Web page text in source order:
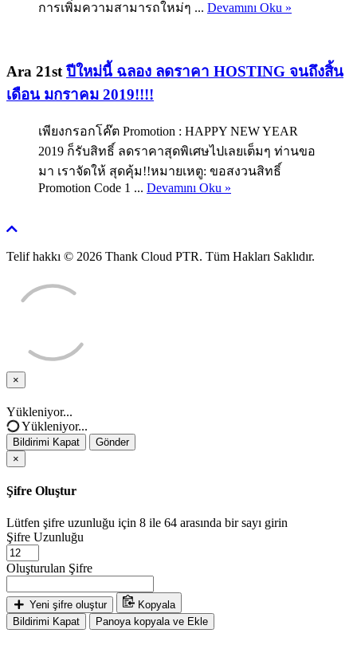
การเพิ่มความสามารถใหม่ๆ ... Devamını Oku »
Ara 21stปีใหม่นี้ ฉลอง ลดราคา HOSTING จนถึงสิ้น
เดือน มกราคม 2019!!!!
เพียงกรอกโค๊ต Promotion : HAPPY NEW YEAR
2019 ก็รับสิทธิ์ ลดราคาสุดพิเศษไปเลยเต็มๆ ท่านขอ
มา เราจัดให้ สุดคุ้ม!!หมายเหตู: ขอสงวนสิทธิ์
Promotion Code 1 ... Devamını Oku »
Telif hakkı © 2026 Thank Cloud PTR. Tüm Hakları Saklıdır.
×
Bildirimi
Yükleniyor...
Yükleniyor...
Bildirimi Kapat
Gönder
×
Şifre Oluştur
Lütfen şifre uzunluğu için 8 ile 64 arasında bir sayı girin
Şifre Uzunluğu
Oluşturulan Şifre
Yeni şifre oluştur
Kopyala
Bildirimi Kapat
Panoya kopyala ve Ekle